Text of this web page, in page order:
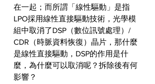
在一起；而所謂「線性驅動」是指
LPO採用線性直接驅動技術，光學模
組中取消了DSP（數位訊號處理）/
CDR（時脈資料恢復）晶片，那什麼
是線性直接驅動，DSP的作用是什
麼，為什麼可以取消呢？拆除後有何
影響？